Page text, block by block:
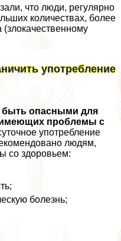
что люди, регулярно
количествах, более
употрeбление
быть опасными для
проблемы с
употрeбление
людям,
со здоровьем:
болезнь;